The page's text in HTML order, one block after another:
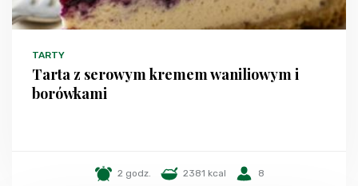
TARTY
Tarta z serowym kremem waniliowym i
borówkami
2 godz. 2381 kcal 8